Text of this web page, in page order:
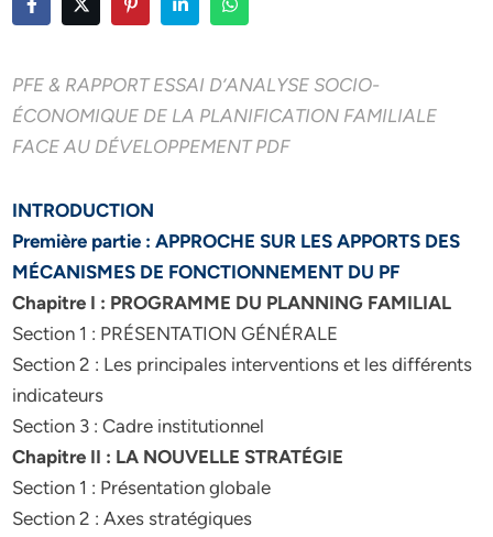
PFE & RAPPORT ESSAI D’ANALYSE SOCIO-
ÉCONOMIQUE DE LA PLANIFICATION FAMILIALE
FACE AU DÉVELOPPEMENT PDF
INTRODUCTION
Première partie : APPROCHE SUR LES APPORTS DES
MÉCANISMES DE FONCTIONNEMENT DU PF
Chapitre I : PROGRAMME DU PLANNING FAMILIAL
Section 1 : PRÉSENTATION GÉNÉRALE
Section 2 : Les principales interventions et les différents
indicateurs
Section 3 : Cadre institutionnel
Chapitre II : LA NOUVELLE STRATÉGIE
Section 1 : Présentation globale
Section 2 : Axes stratégiques